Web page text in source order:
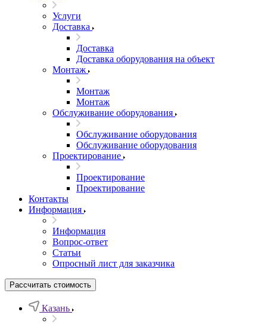
Услуги
Доставка
Доставка
Доставка оборудования на объект
Монтаж
Монтаж
Монтаж
Обслуживание оборудования
Обслуживание оборудования
Обслуживание оборудования
Проектирование
Проектирование
Проектирование
Контакты
Информация
Информация
Вопрос-ответ
Статьи
Опросный лист для заказчика
Рассчитать стоимость
Казань